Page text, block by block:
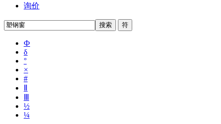
询价
Ф
δ
°
×
#
½
¼